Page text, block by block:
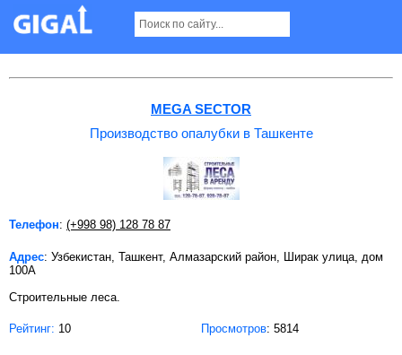
Производство опалубки в Ташкенте
MEGA SECTOR
Производство опалубки в Ташкенте
Телефон: (+998 98) 128 78 87
Адрес: Узбекистан, Ташкент, Алмазарский район, Ширак улица, дом
100А
Строительные леса.
Рейтинг: 10 Просмотров: 5814